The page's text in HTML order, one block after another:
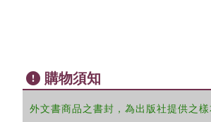
購物須知
外文書商品之書封，為出版社提供之